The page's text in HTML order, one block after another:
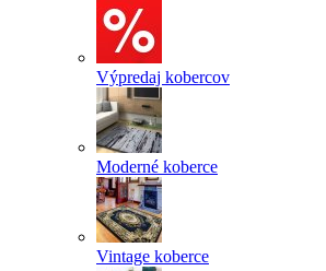
Výpredaj kobercov
Moderné koberce
Vintage koberce